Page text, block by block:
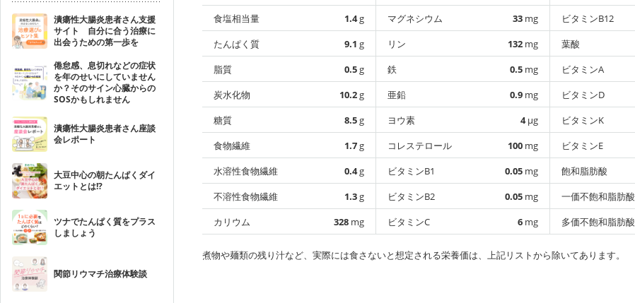
潰瘍性大腸炎患者さん支援
サイト 自分に合う治療に
出会うための第一歩を
倦怠感、息切れなどの症状
を年のせいにしていません
か？そのサイン心臓からの
SOSかもしれません
潰瘍性大腸炎患者さん座談
会レポート
大豆中心の朝たんぱくダイ
エットとは!?
ツナでたんぱく質をプラス
しましょう
関節リウマチ治療体験談
食塩相当量
1.4g
たんぱく質
9.1 g
脂質
0.5g
炭水化物
10.2g
糖質
8.5g
食物繊維
1.7g
水溶性食物繊維
0.4g
不溶性食物繊維
1.3g
カリウム
328 mg
マグネシウム
33 mg
リン
132 mg
鉄
0.5 mg
亜鉛
0.9 mg
ヨウ素
4µg
コレステロール
100 mg
ビタミンB1
0.05 mg
ビタミンB2
0.05 mg
ビタミンC
6 mg
ビタミンB12
葉酸
ビタミンA
ビタミンD
ビタミンK
ビタミンE
飽和脂肪酸
一価不飽和脂肪酸
多価不飽和脂肪酸
煮物や麺類の残り汁など、実際には食さないと想定される栄養価は、上記リストから除いてあります。